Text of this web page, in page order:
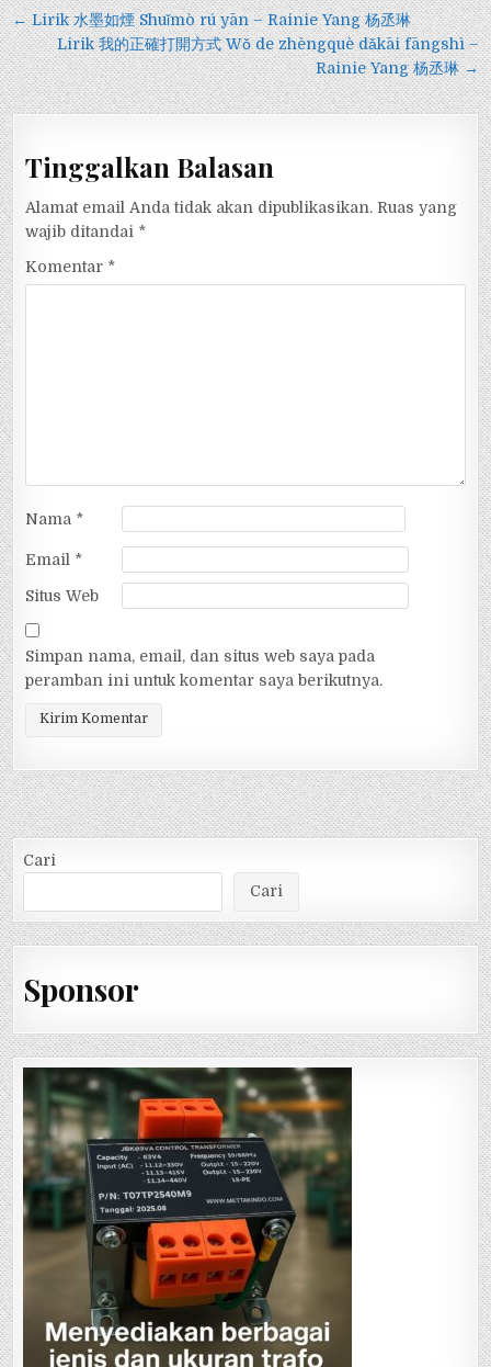
Navigasi
pos
← Lirik 水墨如煙 Shuǐmò rú yān – Rainie Yang 杨丞琳
Lirik 我的正確打開方式 Wǒ de zhèngquè dǎkāi fāngshì –
Rainie Yang 杨丞琳 →
Tinggalkan Balasan
Alamat email Anda tidak akan dipublikasikan. Ruas yang
wajib ditandai *
Komentar *
Nama *
Email *
Situs Web
Simpan nama, email, dan situs web saya pada
peramban ini untuk komentar saya berikutnya.
Cari
Cari
Sponsor